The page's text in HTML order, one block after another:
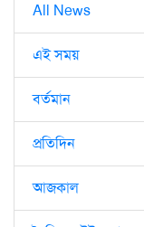
All News
এই সময়
বর্তমান
প্রতিদিন
আজকাল